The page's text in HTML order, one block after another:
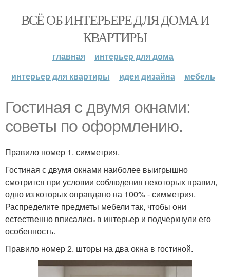
ВСЁ ОБ ИНТЕРЬЕРЕ ДЛЯ ДОМА И
КВАРТИРЫ
главная
интерьер для дома
интерьер для квартиры
идеи дизайна мебель
Гостиная с двумя окнами:
советы по оформлению.
Правило номер 1. симметрия.
Гостиная с двумя окнами наиболее выигрышно
смотрится при условии соблюдения некоторых правил,
одно из которых оправдано на 100% - симметрия.
Распределите предметы мебели так, чтобы они
естественно вписались в интерьер и подчеркнули его
особенность.
Правило номер 2. шторы на два окна в гостиной.